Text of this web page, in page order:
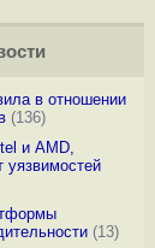
в отношении
(136)
и AMD,
уязвимостей
(13)